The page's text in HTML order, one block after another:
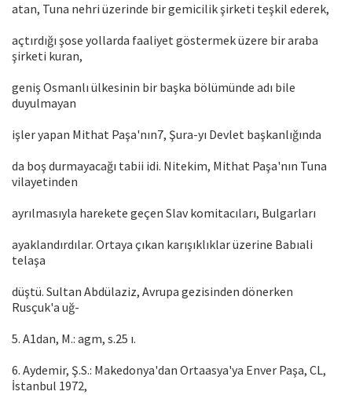
atan, Tuna nehri üzerinde bir gemicilik şirketi teşkil ederek,
açtırdığı şose yollarda faaliyet göstermek üzere bir araba
şirketi kuran,
geniş Osmanlı ülkesinin bir başka bölümünde adı bile
duyulmayan
işler yapan Mithat Paşa'nın7, Şura-yı Devlet başkanlığında
da boş durmayacağı tabii idi. Nitekim, Mithat Paşa'nın Tuna
vilayetinden
ayrılmasıyla harekete geçen Slav komitacıları, Bulgarları
ayaklandırdılar. Ortaya çıkan karışıklıklar üzerine Babıali
telaşa
düştü. Sultan Abdülaziz, Avrupa gezisinden dönerken
Rusçuk'a uğ-
5. A1dan, M.: agm, s.25 ı.
6. Aydemir, Ş.S.: Makedonya'dan Ortaasya'ya Enver Paşa, CL,
İstanbul 1972,